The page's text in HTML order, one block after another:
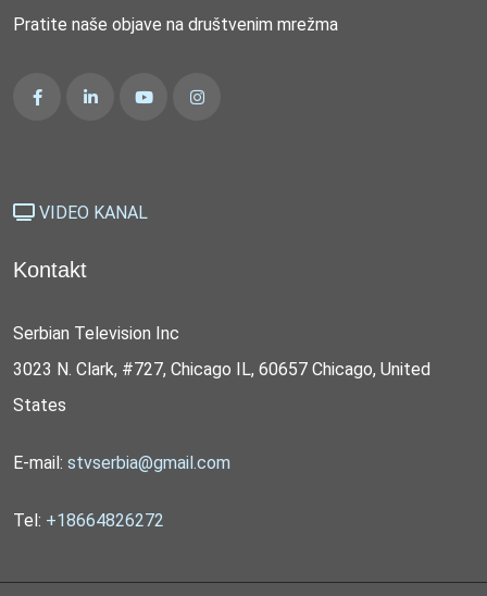
Pratite naše objave na društvenim mrežma
VIDEO KANAL
Kontakt
Serbian Television Inc
3023 N. Clark, #727, Chicago IL, 60657 Chicago, United
States
E-mail: stvserbia@gmail.com
Tel: +18664826272